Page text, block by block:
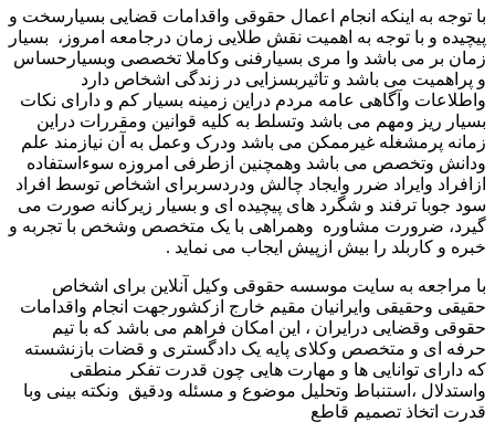
به اینکه انجام اعمال حقوقی واقدامات قضایی بسیارسخت و
و با توجه به اهمیت نقش طلایی زمان درجامعه امروز، بسیار
بر می باشد وا مری بسیارفنی وکاملا تخصصی وبسیارحساس
می باشد و تاثیربسزایی در زندگی اشخاص دارد
وآگاهی عامه مردم دراین زمینه بسیار کم و دارای نکات
ریز ومهم می باشد وتسلط به کلیه قوانین ومقررات دراین
پرمشغله غیرممکن می باشد ودرک وعمل به آن نیازمند علم
وتخصص می باشد وهمچنین ازطرفی امروزه سوءاستفاده
وایراد ضرر وایجاد چالش ودردسربرای اشخاص توسط افراد
جوبا ترفند و شگرد های پیچیده ای و بسیار زیرکانه صورت می
ضرورت مشاوره وهمراهی با یک متخصص وشخص با تجربه و
و کاربلد را بیش ازپیش ایجاب می نماید .
به سایت موسسه حقوقی وکیل آنلاین برای اشخاص
وحقیقی وایرانیان مقیم خارج ازکشورجهت انجام واقدامات
وقضایی درایران ، این امکان فراهم می باشد که با تیم
ای و متخصص وکلای پایه یک دادگستری و قضات بازنشسته
توانایی ها و مهارت هایی چون قدرت تفکر منطقی
،استنباط وتحلیل موضوع و مسئله ودقیق ونکته بینی وبا
اتخاذ تصمیم قاطع